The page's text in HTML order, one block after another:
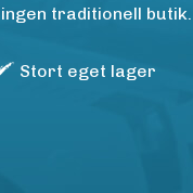
traditionell butik.
Stort eget lager